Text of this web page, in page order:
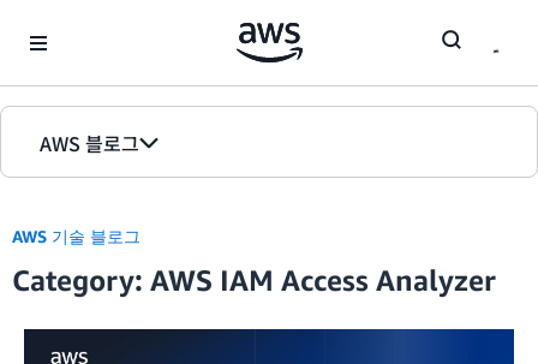
AWS 블로그
홈
에디션
AWS 기술 블로그
Category: AWS IAM Access Analyzer